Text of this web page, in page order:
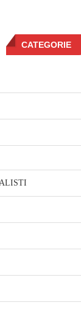
CATEGORIE